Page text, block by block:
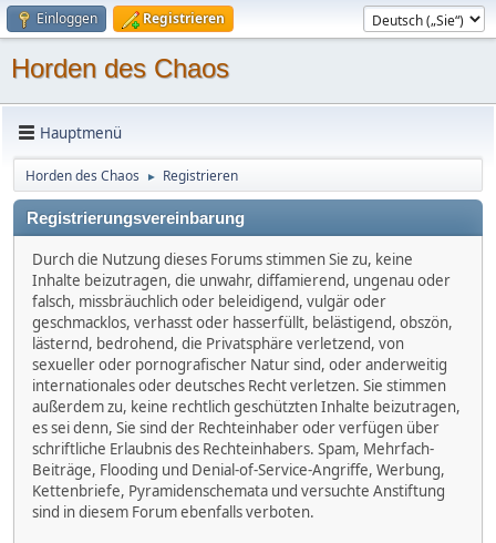
Einloggen Registrieren
Horden des Chaos
Hauptmenü
Horden des Chaos ► Registrieren
Registrierungsvereinbarung
Durch die Nutzung dieses Forums stimmen Sie zu, keine
Inhalte beizutragen, die unwahr, diffamierend, ungenau oder
falsch, missbräuchlich oder beleidigend, vulgär oder
geschmacklos, verhasst oder hasserfüllt, belästigend, obszön,
lästernd, bedrohend, die Privatsphäre verletzend, von
sexueller oder pornografischer Natur sind, oder anderweitig
internationales oder deutsches Recht verletzen. Sie stimmen
außerdem zu, keine rechtlich geschützten Inhalte beizutragen,
es sei denn, Sie sind der Rechteinhaber oder verfügen über
schriftliche Erlaubnis des Rechteinhabers. Spam, Mehrfach-
Beiträge, Flooding und Denial-of-Service-Angriffe, Werbung,
Kettenbriefe, Pyramidenschemata und versuchte Anstiftung
sind in diesem Forum ebenfalls verboten.